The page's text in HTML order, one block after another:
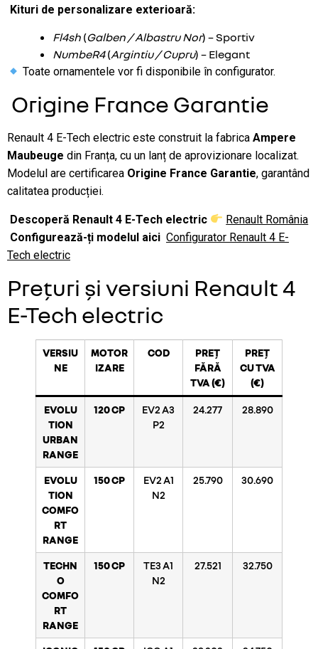
Kituri de personalizare exterioară:
Fl4sh (Galben / Albastru Nor) – Sportiv
NumbeR4(Argintiu / Cupru) – Elegant
Toate ornamentele vor fi disponibile în configurator.
Origine France Garantie
Renault 4 E-Tech electric este construit la fabrica Ampere
Maubeuge din Franța, cu un lanț de aprovizionare localizat.
Modelul are certificarea Origine France Garantie, garantând
calitatea producției.
Descoperă Renault 4 E-Tech electric
Renault România
Configurează-ți modelul aici Configurator Renault 4 E-
Tech electric
Prețuri și versiuni Renault 4
E-Tech electric
VERSIU
NE
MOTOR
IZARE
COD
PREȚ
FĂRĂ
TVA (€)
PREȚ
CU TVA
(€)
EVOLU
TION
URBAN
RANGE
120 CP
EV2 A3
P2
24.277 28.890
EVOLU
TION
COMFO
RT
RANGE
150 CP
EV2 A1
N2
25.790 30.690
TECHN
O
COMFO
RT
RANGE
150 CP
TE3 A1
N2
27.521 32.750